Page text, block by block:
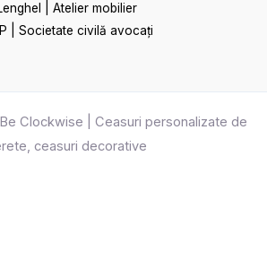
| Atelier mobilier
| Societate civilă avocați
Clockwise | Ceasuri personalizate de
ceasuri decorative